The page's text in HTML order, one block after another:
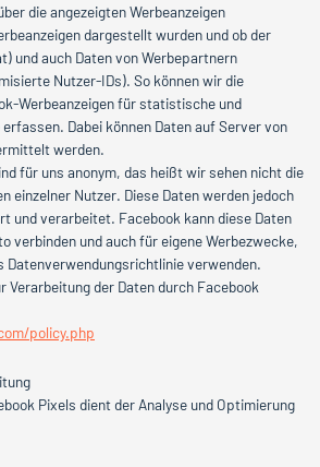
die angezeigten Werbeanzeigen
dargestellt wurden und ob der
und auch Daten von Werbepartnern
Nutzer-IDs). So können wir die
Werbeanzeigen für statistische und
Dabei können Daten auf Server von
werden.
für uns anonym, das heißt wir sehen nicht die
einzelner Nutzer. Diese Daten werden jedoch
und verarbeitet. Facebook kann diese Daten
verbinden und auch für eigene Werbezwecke,
Datenverwendungsrichtlinie verwenden.
Verarbeitung der Daten durch Facebook
policy.php
Pixels dient der Analyse und Optimierung